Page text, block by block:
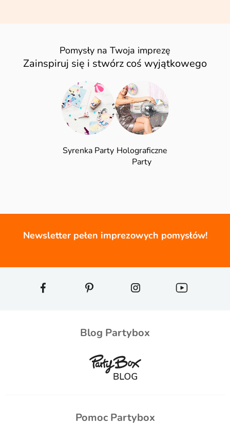
Pomysły na Twoja imprezę
Zainspiruj się i stwórz coś wyjątkowego
Syrenka Party Holograficzne
Party
Newsletter pełen imprezowych pomysłów!
Blog Partybox
Pomoc Partybox